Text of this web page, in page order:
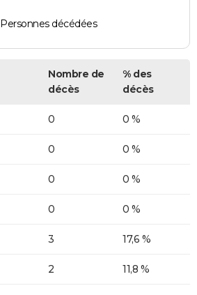
Personnes décédées
Nombre de
décès
% des
décès
0 0 %
0 0 %
0 0 %
0 0 %
3 17,6 %
2 11,8 %